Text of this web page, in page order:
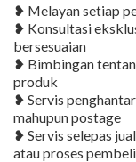
❥ Melayan setiap
❥ Konsultasi
bersesuaian
❥ Bimbingan
produk
❥ Servis
mahupun postage
❥ Servis selepas
atau proses